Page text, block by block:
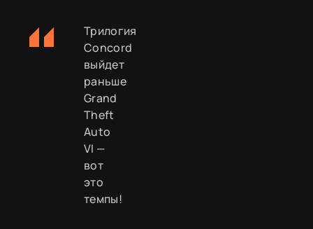
Трилогия
Concord
выйдет
раньше
Grand
Theft
Auto
VI —
вот
это
темпы!